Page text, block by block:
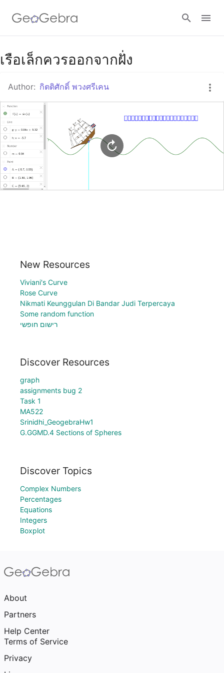
Google Classroom
GeoGebra Classroom
เรือเล็กควรออกจากฝั่ง
Author: กิตติศักดิ์ พวงศรีเคน
New Resources
Viviani's Curve
Rose Curve
Nikmati Keunggulan Di Bandar Judi Terpercaya
Some random function
רישום חופשי
Discover Resources
graph
assignments bug 2
Task 1
MA522
Srinidhi_GeogebraHw1
G.GGMD.4 Sections of Spheres
Discover Topics
Complex Numbers
Percentages
Equations
Integers
Boxplot
About
Partners
Help Center
Terms of Service
Privacy